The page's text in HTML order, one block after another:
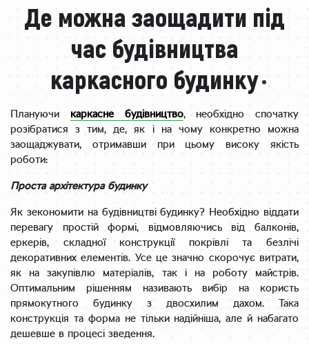
Де можна заощадити під
час будівництва
каркасного будинку
Плануючи каркасне будівництво, необхідно спочатку
розібратися з тим, де, як і на чому конкретно можна
заощаджувати, отримавши при цьому високу якість
роботи:
Проста архітектура будинку
Як зекономити на будівництві будинку? Необхідно віддати
перевагу простій формі, відмовляючись від балконів,
еркерів, складної конструкції покрівлі та безлічі
декоративних елементів. Усе це значно скорочує витрати,
як на закупівлю матеріалів, так і на роботу майстрів.
Оптимальним рішенням називають вибір на користь
прямокутного будинку з двосхилим дахом. Така
конструкція та форма не тільки надійніша, але й набагато
дешевше в процесі зведення.